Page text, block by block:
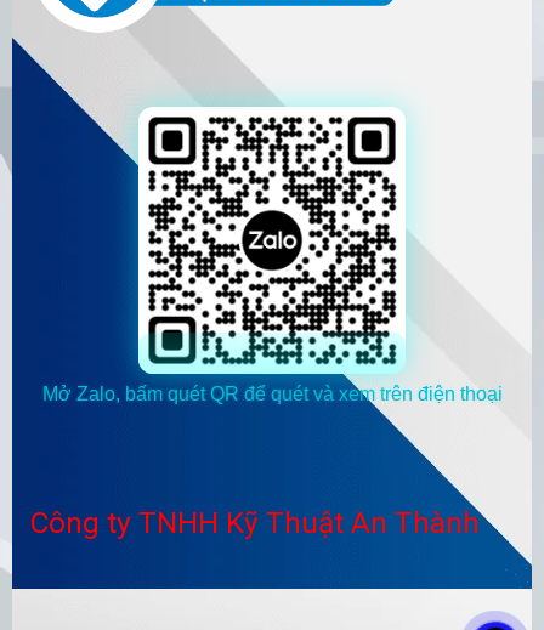
Mở Zalo, bấm quét QR để quét và xem trên điện thoại
Công ty TNHH Kỹ Thuật An Thành